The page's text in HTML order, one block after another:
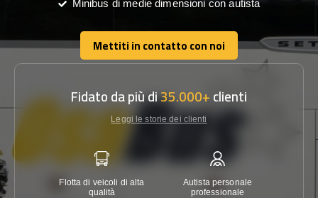
Minibus di medie dimensioni con autista
Mettiti in contatto con noi
Mettiti in contatto con noi
Fidato da più di35.000+clienti
Leggi le storie dei clienti
Flotta di veicoli di alta
qualità
Autista personale
professionale